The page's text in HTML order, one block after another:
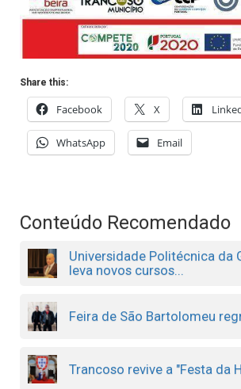
Share this:
Facebook X
WhatsApp Email
Conteúdo Recomendado
Universidade Politécnica da
leva novos cursos...
Feira de São Bartolomeu
Trancoso revive a "Festa da